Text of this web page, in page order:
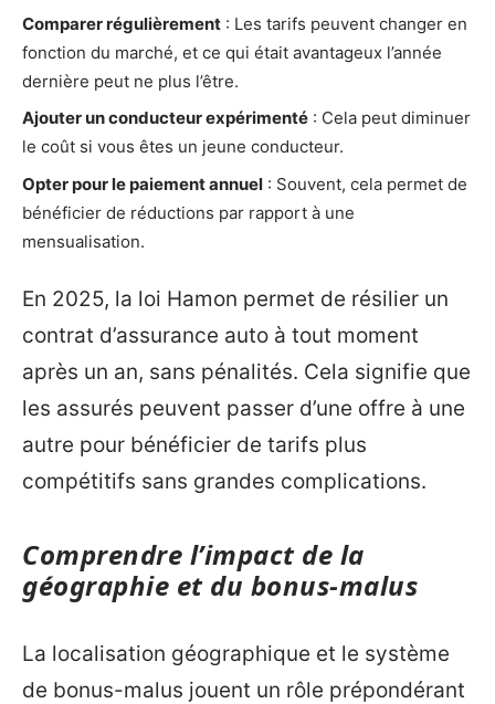
Comparer régulièrement : Les tarifs peuvent changer en
fonction du marché, et ce qui était avantageux l’année
dernière peut ne plus l’être.
Ajouter un conducteur expérimenté : Cela peut diminuer
le coût si vous êtes un jeune conducteur.
Opter pour le paiement annuel : Souvent, cela permet de
bénéficier de réductions par rapport à une
mensualisation.
En 2025, la loi Hamon permet de résilier un
contrat d’assurance auto à tout moment
après un an, sans pénalités. Cela signifie que
les assurés peuvent passer d’une offre à une
autre pour bénéficier de tarifs plus
compétitifs sans grandes complications.
Comprendre l’impact de la
géographie et du bonus-malus
La localisation géographique et le système
de bonus-malus jouent un rôle prépondérant